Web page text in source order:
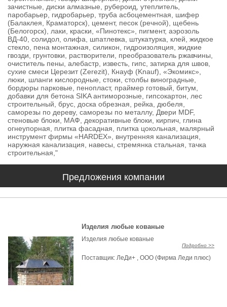
зачистные, диски алмазные, рубероид, утеплитель,
паробарьер, гидробарьер, труба асбоцементная, шифер
(Балаклея, Краматорск), цемент, песок (речной), щебень
(Белогорск), лаки, краски, «Пинотекс», пигмент, аэрозоль
ВД-40, солидол, олифа, шпатлевка, штукатурка, клей, жидкое
стекло, пена монтажная, силикон, гидроизоляция, жидкие
гвозди, грунтовки, растворители, преобразователь ржавчины,
очиститель пены, алебастр, известь, гипс, затирка для швов,
сухие смеси Церезит (Zerezit), Кнауф (Knauf), «Экомикс»,
люки, шланги кислородные, стоки, столбы виноградные,
бордюры парковые, пенопласт, праймер готовый, битум,
добавки для бетона SIKA антиморозные, гипсокартон, лес
строительный, брус, доска обрезная, рейка, дюбеля,
саморезы по дереву, саморезы по металлу, Двери MDF,
стеновые блоки, МАФ, декоративные блоки, кирпич, глина
огнеупорная, плитка фасадная, плитка цокольная, малярный
инструмент фирмы «HARDEX», внутренняя канализация,
наружная канализация, навесы, стремянка стальная, тачка
строительная,"
Предложения компании
Изделия любые кованые
Изделия любые кованые
Подробно >>
Поставщик:ЛеДи+ , ООО (Фирма Леди плюс)